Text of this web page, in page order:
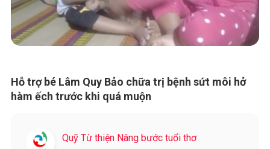
Hỗ trợ bé Lâm Quy Bảo chữa trị bệnh sứt môi hở
hàm ếch trước khi quá muộn
Quỹ Từ thiện Nâng bước tuổi thơ